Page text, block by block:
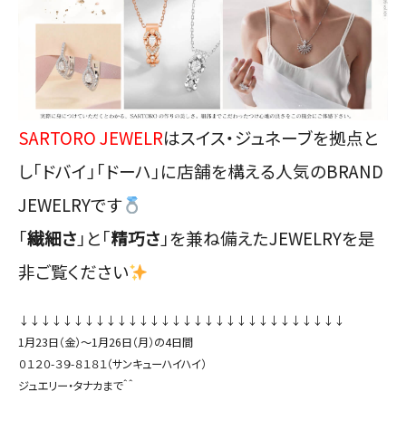
SARTORO JEWELRはスイス・ジュネーブを拠点と
し「ドバイ」「ドーハ」に店舗を構える人気のBRAND
JEWELRYです
「繊細さ 」と「精巧さ 」を兼ね備えたJEWELRYを是
非ご覧ください
↓↓↓↓↓↓↓↓↓↓↓↓↓↓↓↓↓↓↓↓↓↓↓↓↓↓↓↓↓↓
1月23日（金）〜1月26日（月）の4日間
０１２０-３９-８１８１（サンキューハイハイ）
ジュエリー・タナカまで＾＾